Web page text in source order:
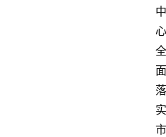
中
心
全
面
落
实
市